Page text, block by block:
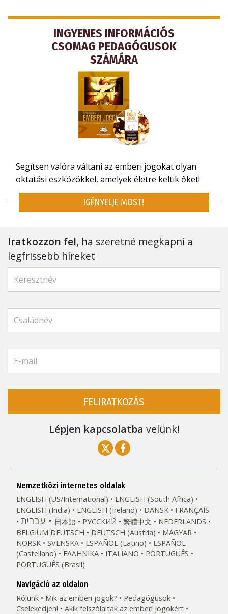
INGYENES INFORMÁCIÓS
CSOMAG PEDAGÓGUSOK
SZÁMÁRA
Segítsen valóra váltani az emberi jogokat olyan
oktatási eszközökkel, amelyek életre keltik őket!
IGÉNYELJE MOST!
Iratkozzon fel, ha szeretné megkapni a
legfrissebb híreket
FELIRATKOZÁS
Lépjen kapcsolatba velünk!
Nemzetközi internetes oldalak
ENGLISH (US/International)
ENGLISH (South Africa)
ENGLISH (India)
ENGLISH (Ireland) DANSK FRANÇAIS
עברית 日本語 РУССКИЙ 繁體中文
NEDERLANDS
BELGIUM DEUTSCH DEUTSCH (Austria)
MAGYAR
NORSK
SVENSKA ESPAÑOL (Latino)
ESPAÑOL
(Castellano)
ΕΛΛΗΝΙΚA ITALIANO
PORTUGUÊS
PORTUGUÊS (Brasil)‎
Navigáció az oldalon
Rólunk
Mik az emberi jogok?
Pedagógusok
Cselekedjen!
Akik felszólaltak az emberi jogokért